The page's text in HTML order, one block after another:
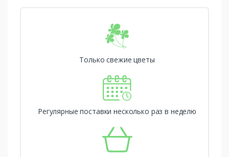
Только свежие цветы
Регулярные поставки несколько раз в неделю